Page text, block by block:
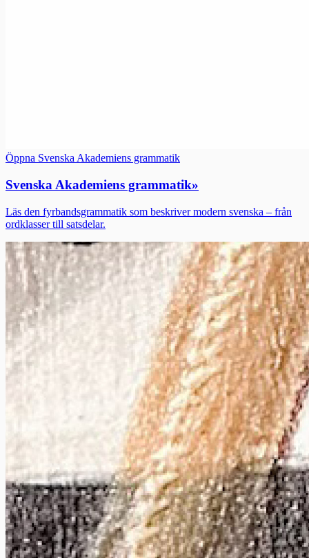
Öppna Svenska Akademiens grammatik
Svenska Akademiens grammatik»
Läs den fyrbandsgrammatik som beskriver modern svenska – från
ordklasser till satsdelar.